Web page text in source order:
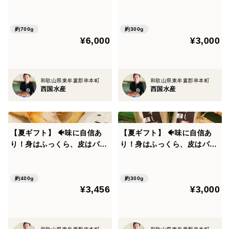
灰干し 真鯛
約700g
¥6,000
和歌山県東牟婁郡串本町
西国水産
約300g
¥3,000
和歌山県東牟婁郡串本町
西国水産
【夏ギフト】 🐠味に自信あ
り！身はふっくら、皮はパリ
約400g
¥3,456
【夏ギフト】 🐠味に自信あ
り！身はふっくら、皮はパリ
約300g
¥3,000